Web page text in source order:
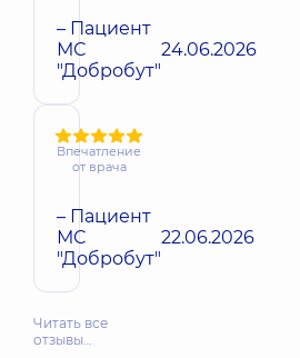
– Пациент
МС
"Добробут"
24.06.2026
Впечатление
от врача
– Пациент
МС
"Добробут"
22.06.2026
Читать все
отзывы…